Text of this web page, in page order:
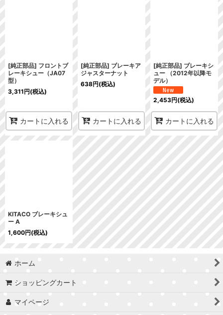
[純正部品] フロントブ
レーキシュー（JA07
型）
3,311円(税込)
カートに入れる
[純正部品] ブレーキア
ジャスターナット
638円(税込)
カートに入れる
[純正部品] ブレーキシ
ュー （2012年以降モ
デル）
2,453円(税込)
カートに入れる
KITACO ブレーキシュ
ー A
1,600円(税込)
ホーム
ショッピングカート
マイページ